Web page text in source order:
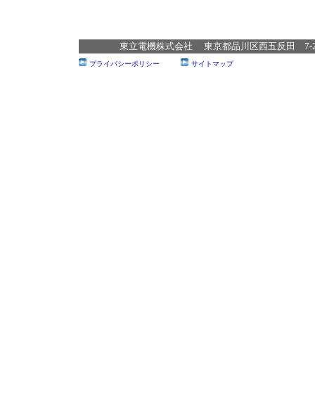
東立電機株式会社 東京都品川区西五反田
プライバシーポリシー サイトマップ